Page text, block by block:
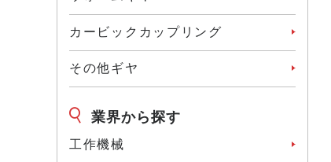
カービックカップリング
その他ギヤ
業界から探す
工作機械